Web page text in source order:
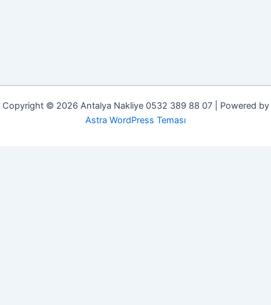
Copyright © 2026 Antalya Nakliye 0532 389 88 07 | Powered by
Astra WordPress Teması